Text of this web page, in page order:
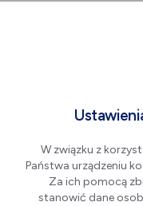
W związku z
Państwa urządzeniu
Za ich pomocą
stanowić dane